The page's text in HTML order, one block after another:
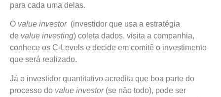
para cada uma delas.
O value investor(investidor que usa a estratégia
de value investing) coleta dados, visita a companhia,
conhece os C-Levels e decide em comitê o investimento
que será realizado.
Já o investidor quantitativo acredita que boa parte do
processo do value investor(se não todo), pode ser